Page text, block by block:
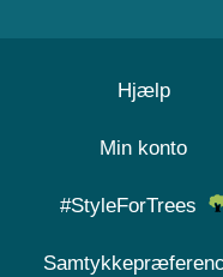
Hjælp
Min konto
#StyleForTrees